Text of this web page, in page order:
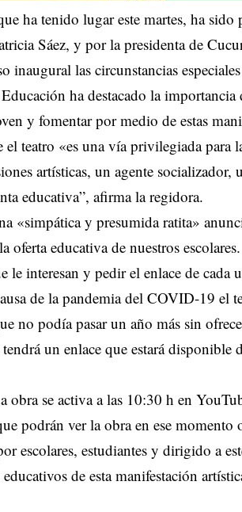
ha tenido lugar este martes, ha sido
Sáez, y por la presidenta de
inaugural las circunstancias
ha destacado la importancia
y fomentar por medio de estas
el teatro «es una vía privilegiada
artísticas, un agente socializador,
educativa”, afirma la regidora.
«simpática y presumida ratita»
oferta educativa de nuestros
le interesan y pedir el enlace de cada
de la pandemia del COVID-19 el
no podía pasar un año más sin
un enlace que estará disponible
obra se activa a las 10:30 h en
podrán ver la obra en ese
escolares, estudiantes y dirigido a
de esta manifestación